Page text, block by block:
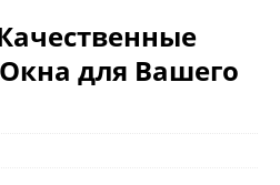
для Вашего